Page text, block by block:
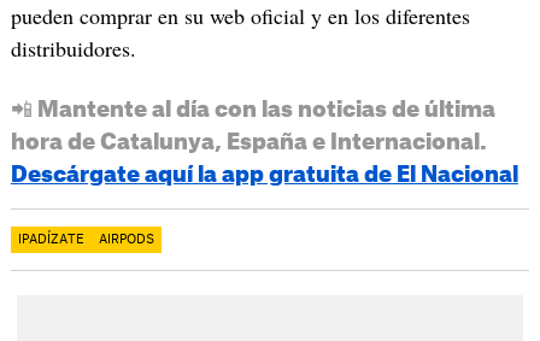
pueden comprar en su web oficial y en los diferentes
distribuidores.
📲 Mantente al día con las noticias de última
hora de Catalunya, España e Internacional.
Descárgate aquí la app gratuita de El Nacional
IPADÍZATE AIRPODS